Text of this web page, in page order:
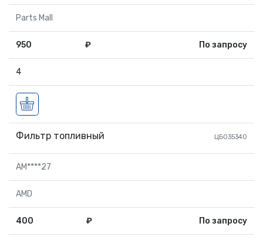
Parts Mall
950 ₽ По запросу
4
Фильтр топливный ЦБ035340
AM****27
AMD
400 ₽ По запросу